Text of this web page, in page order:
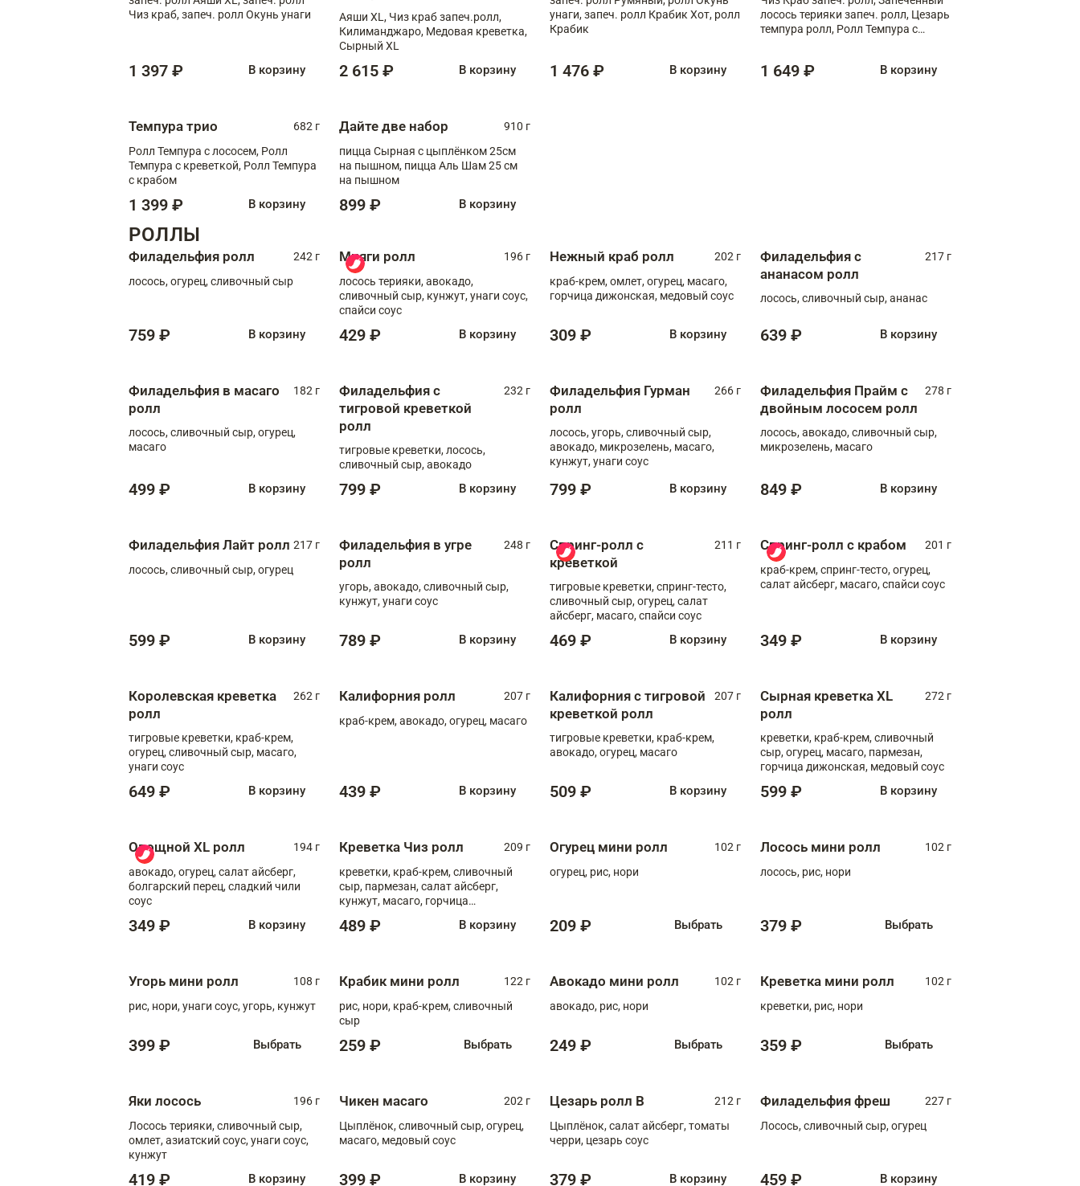
Чиз краб, запеч. ролл Окунь унаги
1 397 ₽ В корзину
Аяши XL, Чиз краб запеч.ролл,
Килиманджаро, Медовая креветка,
Сырный XL
2 615 ₽ В корзину
унаги, запеч. ролл Крабик Хот, ролл
Крабик
1 476 ₽ В корзину
лосось терияки запеч. ролл, Цезарь
темпура ролл, Ролл Темпура с
1 649 ₽ В корзину
Темпура трио
682 г
Ролл Темпура с лососем, Ролл
Темпура с креветкой, Ролл Темпура
с крабом
1 399 ₽ В корзину
Дайте две набор
910 г
пицца Сырная с цыплёнком 25см
на пышном, пицца Аль Шам 25 см
на пышном
899 ₽ В корзину
РОЛЛЫ
Филадельфия ролл
242 г
лосось, огурец, сливочный сыр
759 ₽ В корзину
Мияги ролл
196 г
лосось терияки, авокадо,
сливочный сыр, кунжут, унаги соус,
спайси соус
429 ₽ В корзину
Нежный краб ролл
202 г
краб-крем, омлет, огурец, масаго,
горчица дижонская, медовый соус
309 ₽ В корзину
Филадельфия с
ананасом ролл
217 г
лосось, сливочный сыр, ананас
639 ₽ В корзину
Филадельфия в масаго
ролл
182 г
лосось, сливочный сыр, огурец,
масаго
499 ₽ В корзину
Филадельфия с
тигровой креветкой
ролл
232 г
тигровые креветки, лосось,
сливочный сыр, авокадо
799 ₽ В корзину
Филадельфия Гурман
ролл
266 г
лосось, угорь, сливочный сыр,
авокадо, микрозелень, масаго,
кунжут, унаги соус
799 ₽ В корзину
Филадельфия Прайм с
двойным лососем ролл
278 г
лосось, авокадо, сливочный сыр,
микрозелень, масаго
849 ₽ В корзину
Филадельфия Лайт ролл 217 г
лосось, сливочный сыр, огурец
599 ₽ В корзину
Филадельфия в угре
ролл
248 г
угорь, авокадо, сливочный сыр,
кунжут, унаги соус
789 ₽ В корзину
Спринг-ролл с
креветкой
211 г
тигровые креветки, спринг-тесто,
сливочный сыр, огурец, салат
айсберг, масаго, спайси соус
469 ₽ В корзину
Спринг-ролл с крабом
201 г
краб-крем, спринг-тесто, огурец,
салат айсберг, масаго, спайси соус
349 ₽ В корзину
Королевская креветка
ролл
262 г
тигровые креветки, краб-крем,
огурец, сливочный сыр, масаго,
унаги соус
649 ₽ В корзину
Калифорния ролл
207 г
краб-крем, авокадо, огурец, масаго
439 ₽ В корзину
Калифорния с тигровой
креветкой ролл
207 г
тигровые креветки, краб-крем,
авокадо, огурец, масаго
509 ₽ В корзину
Сырная креветка XL
ролл
272 г
креветки, краб-крем, сливочный
сыр, огурец, масаго, пармезан,
горчица дижонская, медовый соус
599 ₽ В корзину
Овощной XL ролл
194 г
авокадо, огурец, салат айсберг,
болгарский перец, сладкий чили
соус
349 ₽ В корзину
Креветка Чиз ролл
209 г
креветки, краб-крем, сливочный
сыр, пармезан, салат айсберг,
кунжут, масаго, горчица
489 ₽ В корзину
Огурец мини ролл
102 г
огурец, рис, нори
209 ₽ Выбрать
Лосось мини ролл
102 г
лосось, рис, нори
379 ₽ Выбрать
Угорь мини ролл
108 г
рис, нори, унаги соус, угорь, кунжут
399 ₽ Выбрать
Крабик мини ролл
122 г
рис, нори, краб-крем, сливочный
сыр
259 ₽ Выбрать
Авокадо мини ролл
102 г
авокадо, рис, нори
249 ₽ Выбрать
Креветка мини ролл
102 г
креветки, рис, нори
359 ₽ Выбрать
Яки лосось
196 г
Лосось терияки, сливочный сыр,
омлет, азиатский соус, унаги соус,
кунжут
419 ₽ В корзину
Чикен масаго
202 г
Цыплёнок, сливочный сыр, огурец,
масаго, медовый соус
399 ₽ В корзину
Цезарь ролл В
212 г
Цыплёнок, салат айсберг, томаты
черри, цезарь соус
379 ₽ В корзину
Филадельфия фреш
227 г
Лосось, сливочный сыр, огурец
459 ₽ В корзину